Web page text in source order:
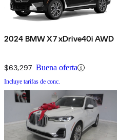
2024 BMW X7 xDrive40i AWD
$63,297 Buena oferta
Incluye tarifas de conc.